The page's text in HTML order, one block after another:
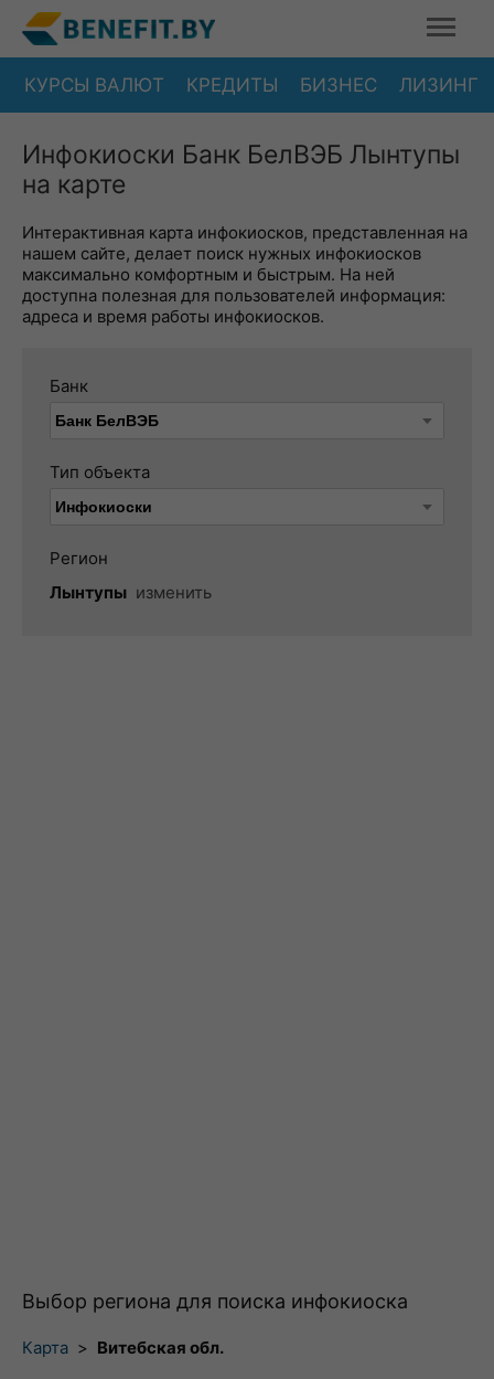
КУРСЫ ВАЛЮТ КРЕДИТЫ БИЗНЕС ЛИЗИНГ
Инфокиоски Банк БелВЭБ Лынтупы
на карте
Интерактивная карта инфокиосков, представленная на
нашем сайте, делает поиск нужных инфокиосков
максимально комфортным и быстрым. На ней
доступна полезная для пользователей информация:
адреса и время работы инфокиосков.
Банк
Тип объекта
Регион
Лынтупы изменить
Выбор региона для поиска инфокиоска
Карта > Витебская обл.